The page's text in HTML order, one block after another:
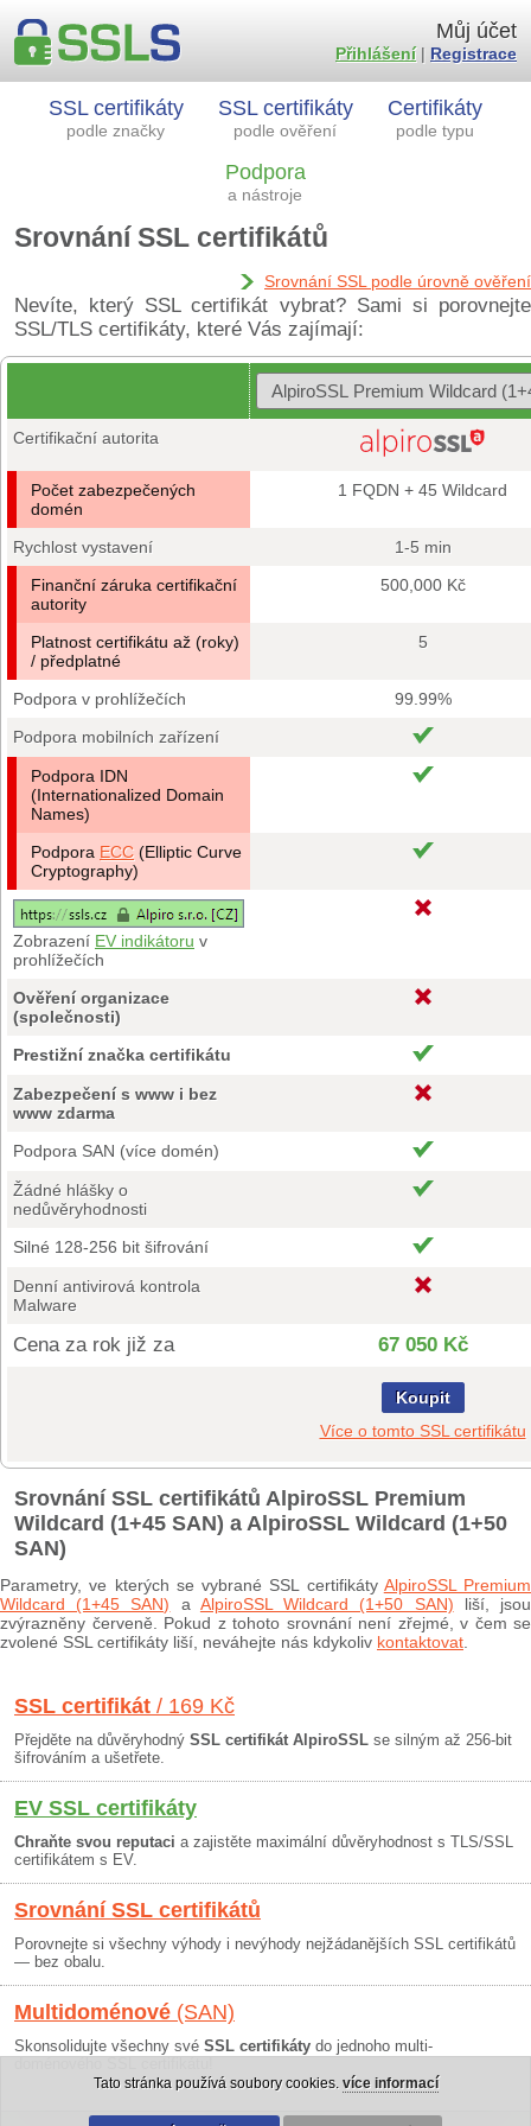
SSL certifikáty
podle značky
SSL certifikáty
podle ověření
Certifikáty
podle typu
Podpora
a nástroje
Můj účet
Přihlášení| Registrace
Srovnání SSL certifikátů
Srovnání SSL podle úrovně ověření
Nevíte, který SSL certifikát vybrat? Sami si porovnejte
SSL/TLS certifikáty, které Vás zajímají:
Certifikační autorita
Počet zabezpečených
domén
1 FQDN + 45 Wildcard
Rychlost vystavení
1-5 min
Finanční záruka certifikační
autority
500,000 Kč
Platnost certifikátu až (roky)
/ předplatné
5
Podpora v prohlížečích
99.99%
Podpora mobilních zařízení
Podpora IDN
(Internationalized Domain
Names)
Podpora ECC (Elliptic Curve
Cryptography)
Zobrazení EV indikátoru v
prohlížečích
Ověření organizace
(společnosti)
Prestižní značka certifikátu
Zabezpečení s www i bez
www zdarma
Podpora SAN (více domén)
Žádné hlášky o
nedůvěryhodnosti
Silné 128-256 bit šifrování
Denní antivirová kontrola
Malware
Cena za rok již za 67 050 Kč
Koupit
Více o tomto SSL certifikátu
Srovnání SSL certifikátů AlpiroSSL Premium
Wildcard (1+45 SAN) a AlpiroSSL Wildcard (1+50
SAN)
Parametry, ve kterých se vybrané SSL certifikáty AlpiroSSL Premium
Wildcard (1+45 SAN) a AlpiroSSL Wildcard (1+50 SAN) liší, jsou
zvýrazněny červeně. Pokud z tohoto srovnání není zřejmé, v čem se
zvolené SSL certifikáty liší, neváhejte nás kdykoliv kontaktovat
SSL certifikát / 169 Kč
Přejděte na důvěryhodný SSL certifikát AlpiroSSL se silným až 256-bit
šifrováním a ušetřete.
EV SSL certifikáty
Chraňte svou reputaci a zajistěte maximální důvěryhodnost s TLS/SSL
certifikátem s EV.
Srovnání SSL certifikátů
Porovnejte si všechny výhody i nevýhody nejžádanějších SSL certifikátů
— bez obalu.
Multidoménové (SAN)
Skonsolidujte všechny své SSL certifikáty do jednoho multi-
Tato stránka používá soubory cookies. více informací